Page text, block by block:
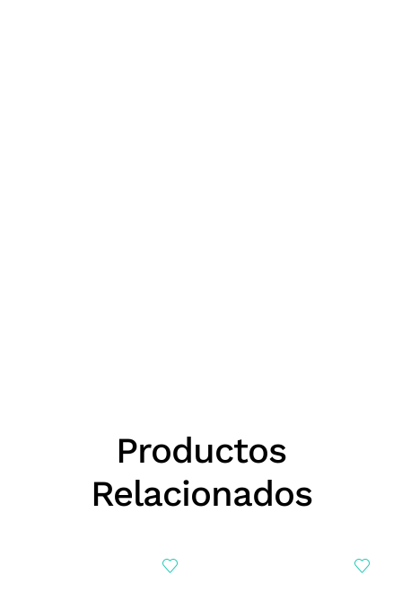
Productos
Relacionados